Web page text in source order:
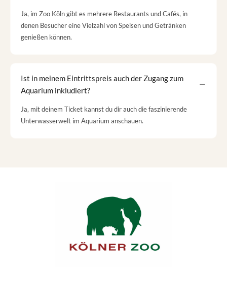
Ja, im Zoo Köln gibt es mehrere Restaurants und Cafés, in
denen Besucher eine Vielzahl von Speisen und Getränken
genießen können.
Ist in meinem Eintrittspreis auch der Zugang zum
Aquarium inkludiert?
Ja, mit deinem Ticket kannst du dir auch die faszinierende
Unterwasserwelt im Aquarium anschauen.